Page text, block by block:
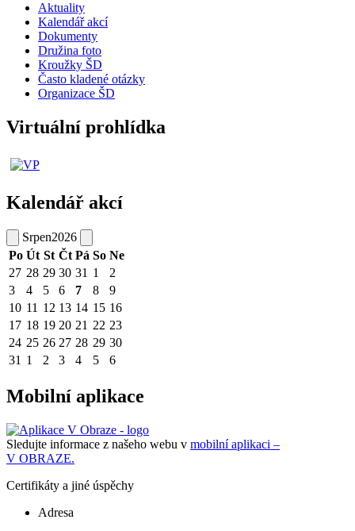
Aktuality
Kalendář akcí
Dokumenty
Družina foto
Kroužky ŠD
Často kladené otázky
Organizace ŠD
Virtuální prohlídka
Kalendář akcí
Srpen2026
Po Út St Čt Pá So Ne
27 28 29 30 31 1
2
3
4 5 6 7 8
9
10 11 12 13 14 15 16
17 18 19 20 21 22 23
24 25 26 27 28 29 30
31 1 2 3 4 5 6
Mobilní aplikace
Sledujte informace z našeho webu v mobilní aplikaci –
V OBRAZE.
Certifikáty a jiné úspěchy
Adresa